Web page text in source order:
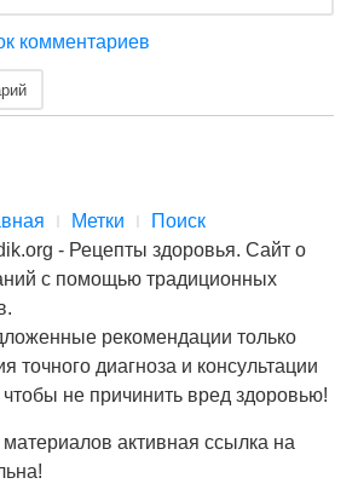
комментариев
Метки
Поиск
- Рецепты здоровья. Сайт о
с помощью традиционных
рекомендации только
точного диагноза и консультации
не причинить вред здоровью!
активная ссылка на